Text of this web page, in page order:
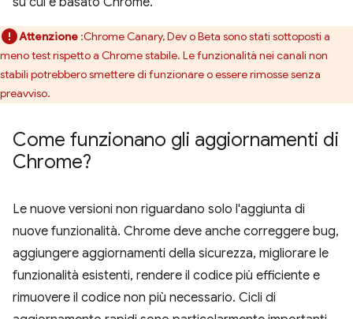
Attenzione :Chrome Canary, Dev o Beta sono stati sottoposti a
meno test rispetto a Chrome stabile. Le funzionalità nei canali non
stabili potrebbero smettere di funzionare o essere rimosse senza
preavviso.
Come funzionano gli aggiornamenti di
Chrome?
Le nuove versioni non riguardano solo l'aggiunta di
nuove funzionalità. Chrome deve anche correggere bug,
aggiungere aggiornamenti della sicurezza, migliorare le
funzionalità esistenti, rendere il codice più efficiente e
rimuovere il codice non più necessario. Cicli di